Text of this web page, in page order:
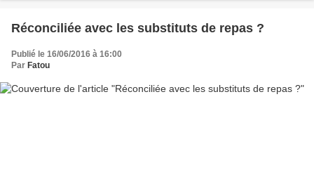
Réconciliée avec les substituts de repas ?
Publié le 16/06/2016 à 16:00
Par Fatou